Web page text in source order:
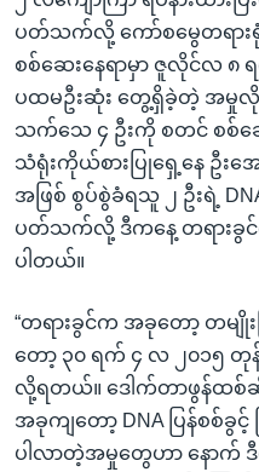
ပတ်သက်လို့ ကော်စမွေတရာ
စစ်ဆေးနေရာမှာ ဇူလိုင်လ
ပထမဦးဆုံး တွေ့ရှိခဲ့တဲ့ အမှုလို
သက်သေ ၄ ဦးကို စတင် စစ်ဆေ
သံရုံးကိုယ်စားပြုရှေ့နေ ဦးအ
အဖြစ် စွပ်စွဲခံရသူ ၂ ဦးရဲ့
ပတ်သက်လို့ ဒီကနေ့ တရားခွ
ပါတယ်။
“တရားခွင်က အခုတော့ တမျိုး
တော့ ၃၀ ရက် ၄ လ ၂၀၁၅ တုန်
လို့ရတယ်။ ဒေါက်တာဖွန်ထစ်ဆီကို
အခုကျတော့ DNA ပြန်စစ်ခွ
ပါလာတဲ့အမှုတွေဟာ နောက်